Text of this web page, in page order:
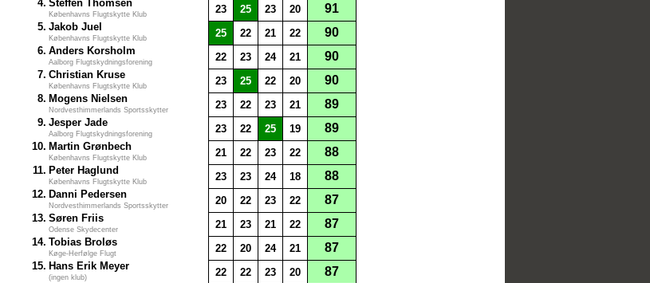
4. Steffen Thomsen
Københavns Flugtskytte Klub 23 25 23 20 91
5. Jakob Juel
Københavns Flugtskytte Klub 25 22 21 22 90
6. Anders Korsholm
Aalborg Flugtskydningsforening 22 23 24 21 90
7. Christian Kruse
Københavns Flugtskytte Klub 23 25 22 20 90
8. Mogens Nielsen
Nordvesthimmerlands Sportsskytter 23 22 23 21 89
9. Jesper Jade
Aalborg Flugtskydningsforening 23 22 25 19 89
10. Martin Grønbech
Københavns Flugtskytte Klub 21 22 23 22 88
11. Peter Haglund
Københavns Flugtskytte Klub 23 23 24 18 88
12. Danni Pedersen
Nordvesthimmerlands Sportsskytter 20 22 23 22 87
13. Søren Friis
Odense Skydecenter 21 23 21 22 87
14. Tobias Broløs
Køge-Herfølge Flugt 22 20 24 21 87
15. Hans Erik Meyer
(ingen klub) 22 22 23 20 87